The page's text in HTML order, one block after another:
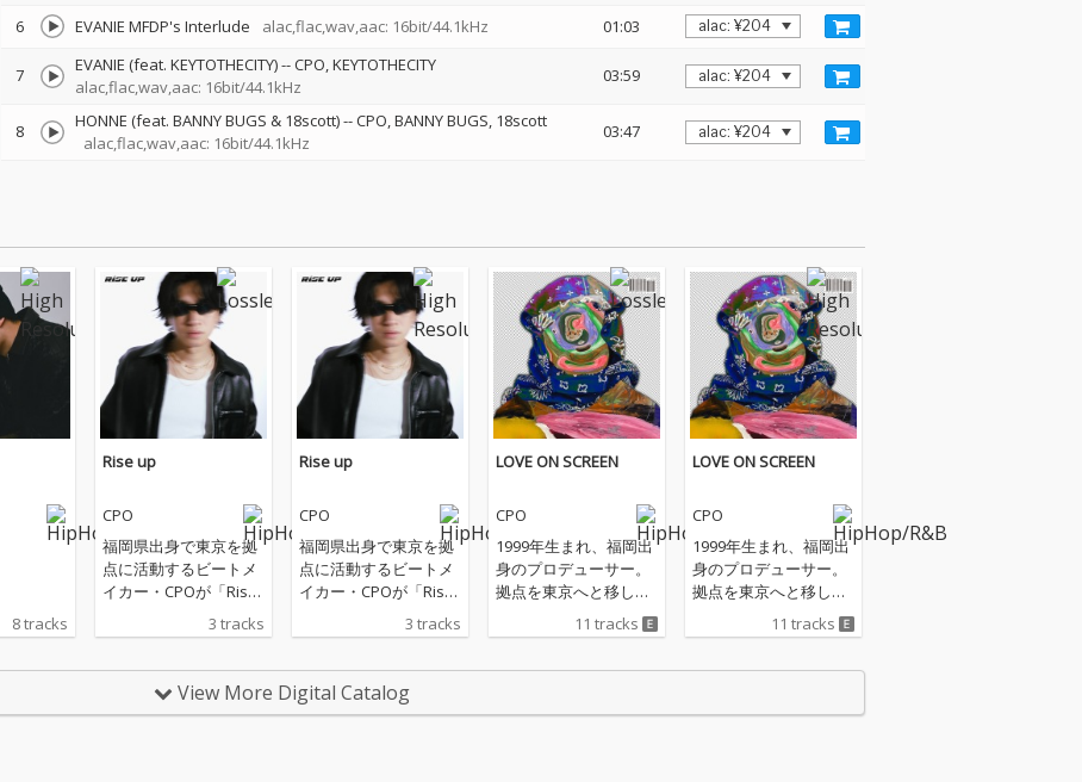
6 EVANIE MFDP's Interlude alac,flac,wav,aac: 16bit/44.1kHz 01:03
7 EVANIE (feat. KEYTOTHECITY)--CPO KEYTOTHECITY
alac,flac,wav,aac: 16bit/44.1kHz
03:59
8 HONNE (feat. BANNY BUGS & 18scott)--CPO BANNY BUGS 18scott
alac,flac,wav,aac: 16bit/44.1kHz
03:47
8 tracks
Rise up
CPO
福岡県出身で東京を拠
点に活動するビートメ
イカー・CPOが「Rise
up (feat.Kouichi Araka
wa)」を6月6日にリリ
たシングル 「EVANIE(f
eat.KEYTOTHECHITY)」
3 tracks
Rise up
CPO
福岡県出身で東京を拠
点に活動するビートメ
イカー・CPOが「Rise
up (feat.Kouichi Araka
wa)」を6月6日にリリ
たシングル 「EVANIE(f
eat.KEYTOTHECHITY)」
3 tracks
LOVE ON SCREEN
CPO
1999年生まれ、福岡出
身のプロデューサー。
拠点を東京へと移し活
動している。謎のビー
トメイカー集団「TOO
11 tracks
LOVE ON SCREEN
CPO
1999年生まれ、福岡出
身のプロデューサー。
拠点を東京へと移し活
動している。謎のビー
トメイカー集団「TOO
11 tracks
View More Digital Catalog